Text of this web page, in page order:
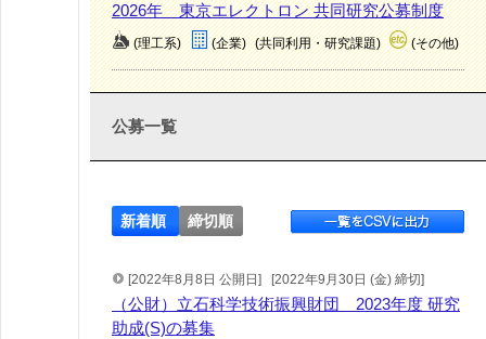
2026年 東京エレクトロン 共同研究公募制度
(理工系) (企業) (共同利用・研究課題) (その他)
公募一覧
新着順 締切順
[2022年8月8日 公開日] [2022年9月30日 (金) 締切]
（公財）立石科学技術振興財団 2023年度 研究
助成(S)の募集